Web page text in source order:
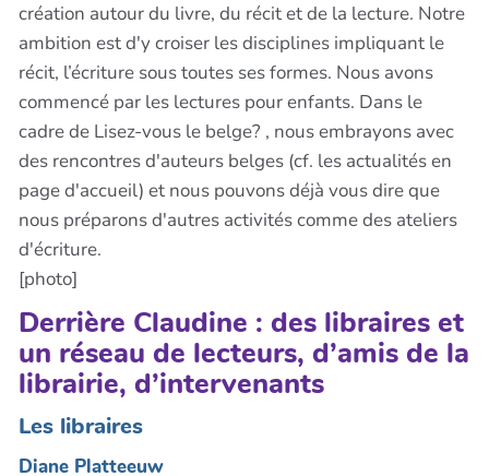
création autour du livre, du récit et de la lecture. Notre
ambition est d'y croiser les disciplines impliquant le
récit, l’écriture sous toutes ses formes. Nous avons
commencé par les lectures pour enfants. Dans le
cadre de Lisez-vous le belge? , nous embrayons avec
des rencontres d'auteurs belges (cf. les actualités en
page d'accueil) et nous pouvons déjà vous dire que
nous préparons d'autres activités comme des ateliers
d'écriture.
[photo]
Derrière Claudine : des libraires et
un réseau de lecteurs, d’amis de la
librairie, d’intervenants
Les libraires
Diane Platteeuw